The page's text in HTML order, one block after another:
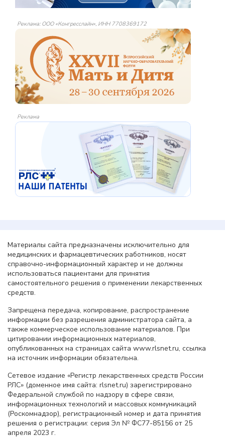
Реклама: ООО «Конгресслайн», ИНН 7708369172
Реклама
Материалы сайта предназначены исключительно для
медицинских и фармацевтических работников, носят
справочно-информационный характер и не должны
использоваться пациентами для принятия
самостоятельного решения о применении лекарственных
средств.
Запрещена передача, копирование, распространение
информации без разрешения администратора сайта, а
также коммерческое использование материалов. При
цитировании информационных материалов,
опубликованных на страницах сайта www.rlsnet.ru, ссылка
на источник информации обязательна.
Сетевое издание «Регистр лекарственных средств России
РЛС» (доменное имя сайта: rlsnet.ru) зарегистрировано
Федеральной службой по надзору в сфере связи,
информационных технологий и массовых коммуникаций
(Роскомнадзор), регистрационный номер и дата принятия
решения о регистрации: серия Эл № ФС77-85156 от 25
апреля 2023 г.